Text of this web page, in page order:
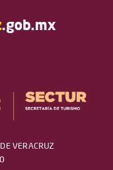
.gob.mx
VERACRUZ